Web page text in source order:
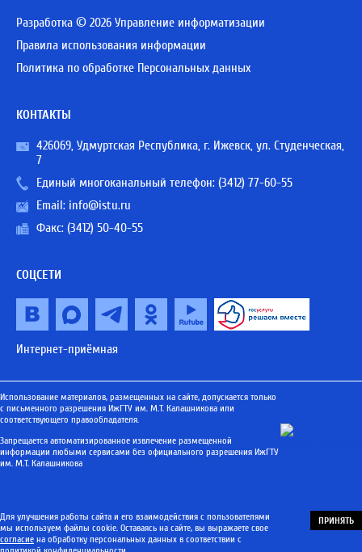
Разработка © 2026 Управление информатизации
Правила использования информации
Политика по обработке Персональных данных
КОНТАКТЫ
426069, Удмуртская Республика, г. Ижевск, ул. Студенческая,
7
Единый многоканальный телефон: (3412) 77-60-55
Email: info@istu.ru
Факс: (3412) 50-40-55
СОЦСЕТИ
Интернет-приёмная
Использование материалов, размещенных на сайте, допускается только
с письменного разрешения ИжГТУ им. М.Т. Калашникова или
соответствующего правообладателя.
Запрещается автоматизированное извлечение размещенной
информации любыми сервисами без официального разрешения ИжГТУ
им. М.Т. Калашникова
Для улучшения работы сайта и его взаимодействия с пользователями
мы используем файлы cookie. Оставаясь на сайте, вы выражаете свое
согласие на обработку персональных данных в соответствии с
ПРИНЯТЬ